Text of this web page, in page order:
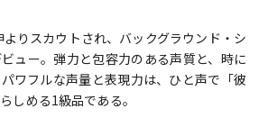
りスカウトされ、バックグラウンド・シ
ュー。弾力と包容力のある声質と、時に
ワフルな声量と表現力は、ひと声で「彼
しめる1級品である。